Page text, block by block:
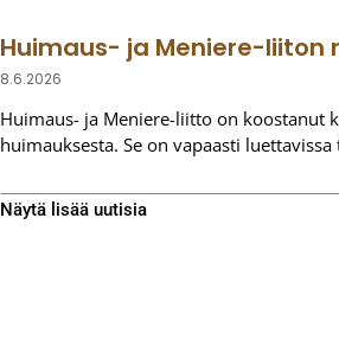
Huimaus- ja Meniere-liiton
8.6.2026
Huimaus- ja Meniere-liitto on koostanut
huimauksesta. Se on vapaasti
Näytä lisää uutisia